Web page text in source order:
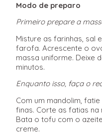
Modo de preparo
Primeiro prepare a
Misture as farinhas, sal
farofa. Acrescente o
massa uniforme. Deixe
minutos.
Enquanto isso, faça o
Com um mandolim,
finas. Corte as fatias
Bata o tofu com o
creme.